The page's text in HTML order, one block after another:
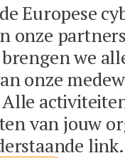
Europese
onze
we
onze
van jouw
link.